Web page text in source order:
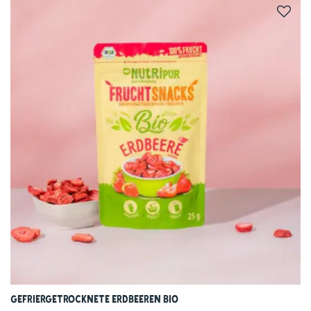
• … als Topping auf Bowls, Joghurt, Quark.
• … zum Verfeinern von Kuchen, Muffins, Energy
… frisch aufgebrüht als fruchtiger Tee.
• … oder einfach pur – fruchtig, knusprig, gut.
Entdecke die Kraft der schwarzen
Johannisbeeren!
Du möchtest dich bewusster ernähren und dabei
nicht auf Genuss verzichten? Dann probiere jetzt
unsere gefriergetrockneten schwarzen Bio-
Johannisbeeren – dein fruchtiger Superfood-
Himbeeren, sonnengereifte Erdbeeren oder
Gefriergetrocknete Erdbeeren BIO